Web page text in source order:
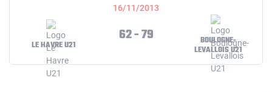
16/11/2013
LE HAVRE U21
62 - 79
BOULOGNE-
LEVALLOIS U21